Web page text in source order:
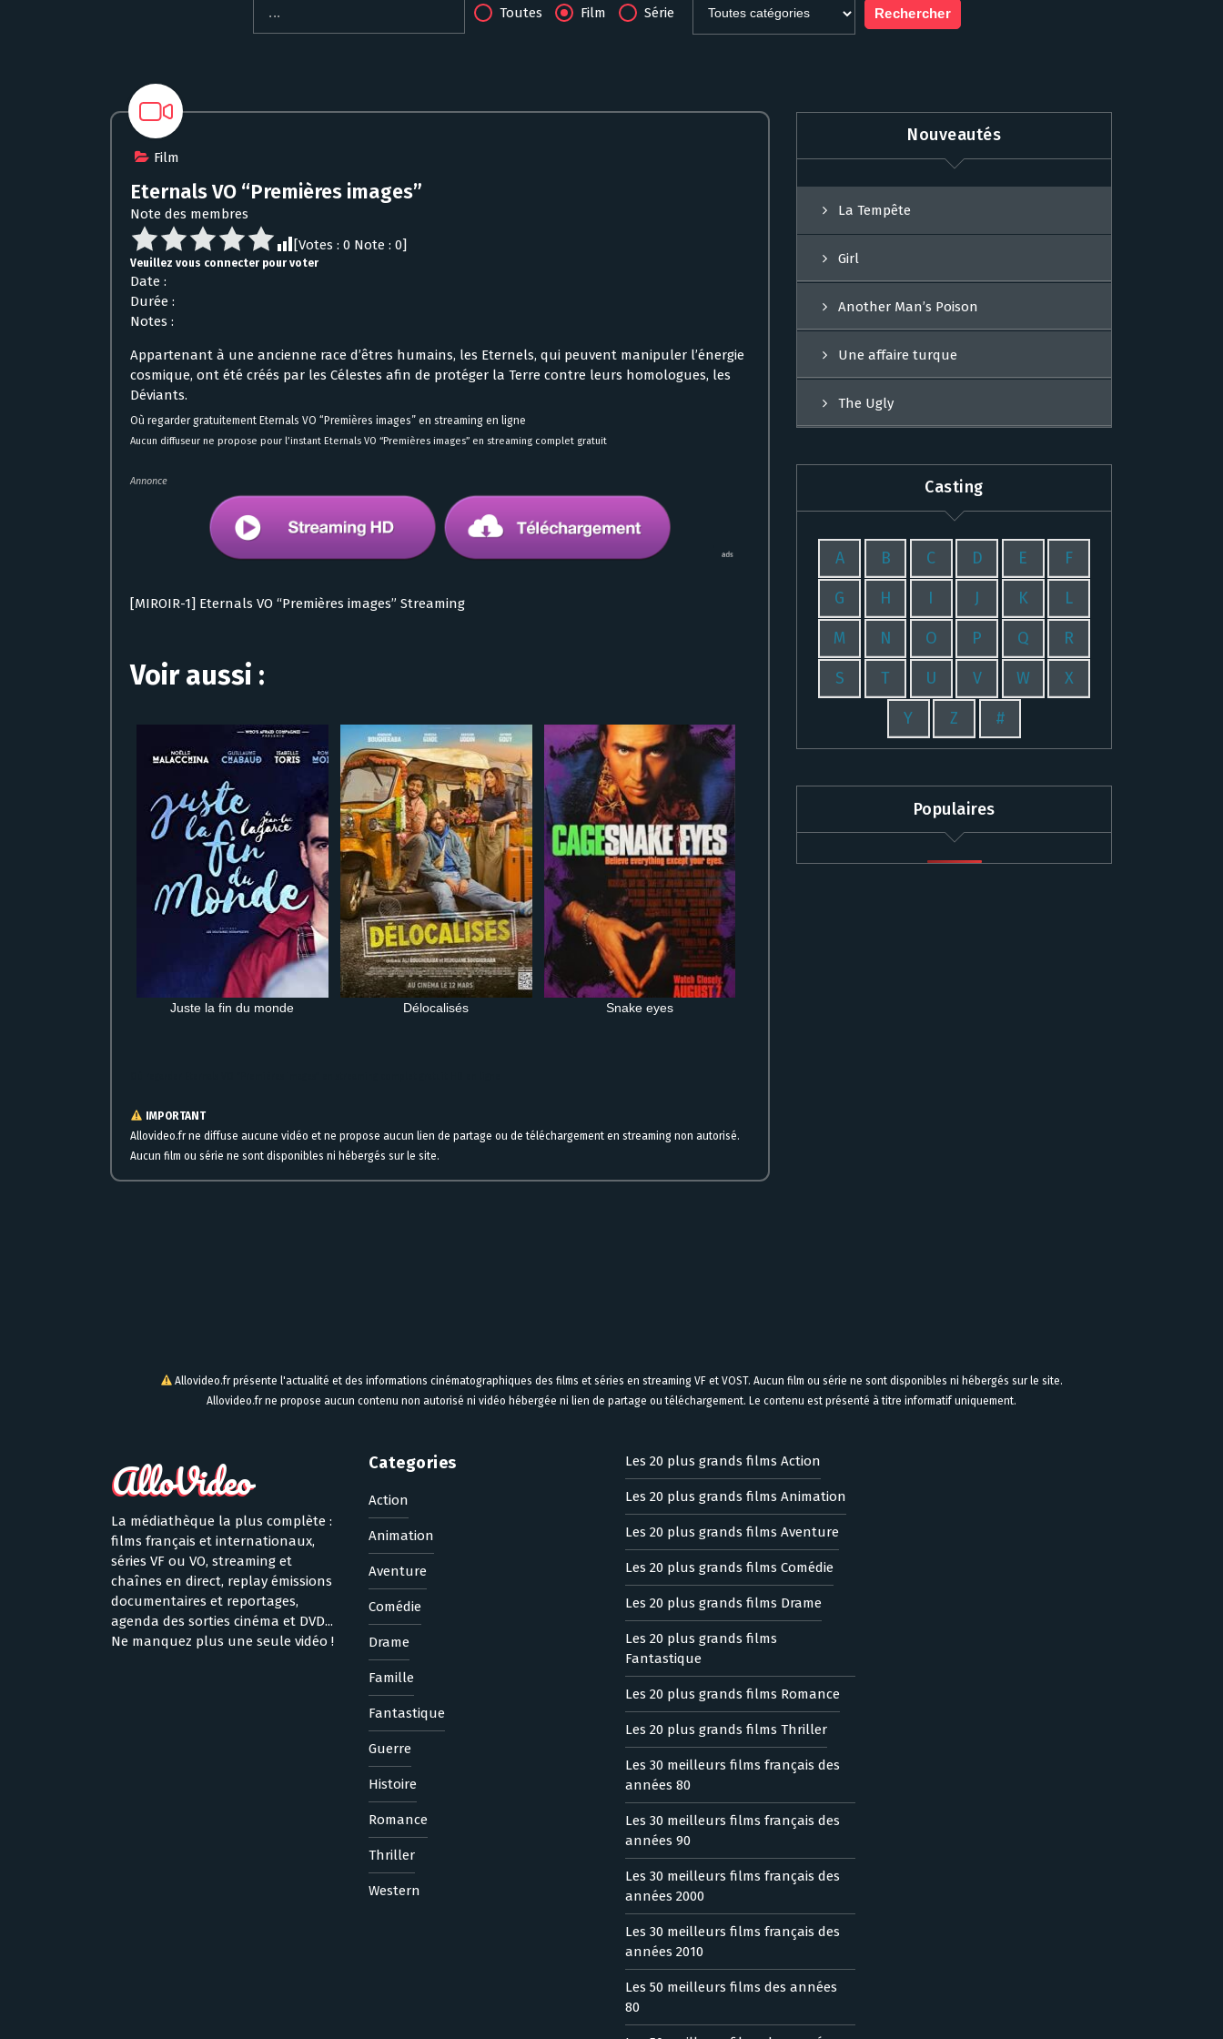
Toutes Film Série
Film
Eternals VO “Premières images”
Note des membres
[Votes : 0 Note : 0]
Veuillez vous connecter pour voter
Date :
Durée :
Notes :
Appartenant à une ancienne race d’êtres humains, les Eternels, qui peuvent manipuler l’énergie
cosmique, ont été créés par les Célestes afin de protéger la Terre contre leurs homologues, les
Déviants.
Où regarder gratuitement Eternals VO “Premières images” en streaming en ligne
Aucun diffuseur ne propose pour l’instant Eternals VO “Premières images” en streaming complet gratuit
Annonce
[MIROIR-1] Eternals VO “Premières images” Streaming
Voir aussi :
Juste la fin du monde Délocalisés Snake eyes
IMPORTANT
Allovideo.fr ne diffuse aucune vidéo et ne propose aucun lien de partage ou de téléchargement en streaming non autorisé.
Aucun film ou série ne sont disponibles ni hébergés sur le site.
Nouveautés
La Tempête
Girl
Another Man’s Poison
Une affaire turque
The Ugly
Casting
A B C D E F
G H I J K L
M N O P Q R
S T U V W X
Y Z #
Populaires
Allovideo.fr présente l'actualité et des informations cinématographiques des films et séries en streaming VF et VOST. Aucun film ou série ne sont disponibles ni hébergés sur le site.
Allovideo.fr ne propose aucun contenu non autorisé ni vidéo hébergée ni lien de partage ou téléchargement. Le contenu est présenté à titre informatif uniquement.
La médiathèque la plus complète :
films français et internationaux,
séries VF ou VO, streaming et
chaînes en direct, replay émissions
documentaires et reportages,
agenda des sorties cinéma et DVD...
Ne manquez plus une seule vidéo !
Categories
Action
Animation
Aventure
Comédie
Drame
Famille
Fantastique
Guerre
Histoire
Romance
Thriller
Western
Les 20 plus grands films Action
Les 20 plus grands films Animation
Les 20 plus grands films Aventure
Les 20 plus grands films Comédie
Les 20 plus grands films Drame
Les 20 plus grands films
Fantastique
Les 20 plus grands films Romance
Les 20 plus grands films Thriller
Les 30 meilleurs films français des
années 80
Les 30 meilleurs films français des
années 90
Les 30 meilleurs films français des
années 2000
Les 30 meilleurs films français des
années 2010
Les 50 meilleurs films des années
80